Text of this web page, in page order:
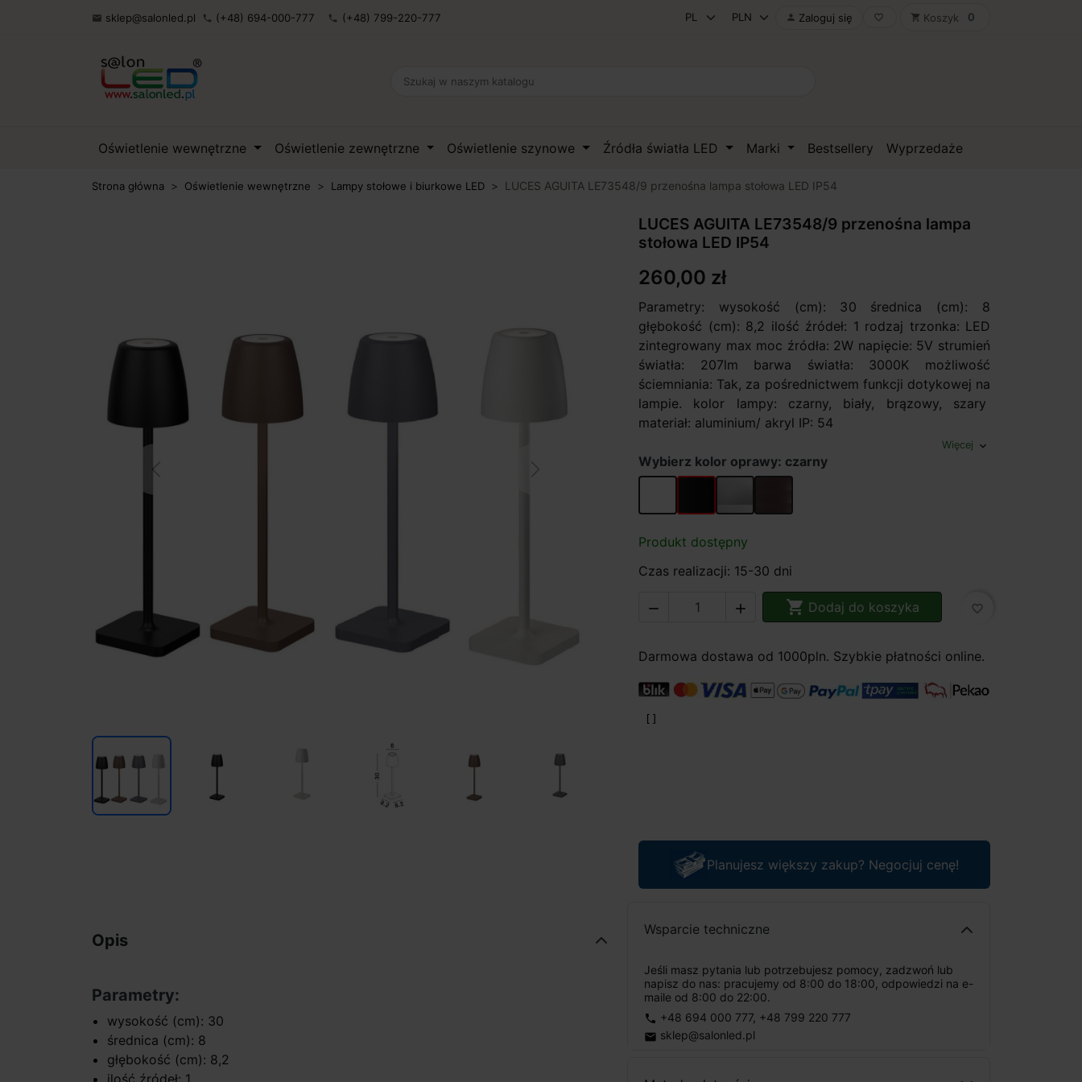
 sklep@salonled.pl phone (+48) 694-000-777 phone (+48) 799-220-777  Zaloguj się favorite_border shopping_cart Koszyk 0
Oświetlenie wewnętrzne Oświetlenie zewnętrzne Oświetlenie szynowe Źródła światła LED Marki Bestsellery Wyprzedaże
Strona główna Oświetlenie wewnętrzne Lampy stołowe i biurkowe LED LUCES AGUITA LE73548/9 przenośna lampa stołowa LED IP54
LUCES AGUITA LE73548/9 przenośna lampa
stołowa LED IP54
260,00 zł
Parametry: wysokość (cm): 30 średnica (cm): 8
głębokość (cm): 8,2 ilość źródeł: 1 rodzaj trzonka: LED
zintegrowany max moc źródła: 2W napięcie: 5V strumień
światła: 207lm barwa światła: 3000K możliwość
ściemniania: Tak, za pośrednictwem funkcji dotykowej na
lampie. kolor lampy: czarny, biały, brązowy, szary
materiał: aluminium/ akryl IP: 54
Więcej expand_more
Wybierz kolor oprawy: czarny
biały czarnyszary brązowy
Produkt dostępny
Czas realizacji: 15-30 dni
   Dodaj do koszyka favorite_border
Darmowa dostawa od 1000pln. Szybkie płatności online.
Planujesz większy zakup? Negocjuj cenę!
Wsparcie techniczne
Jeśli masz pytania lub potrzebujesz pomocy, zadzwoń lub
napisz do nas: pracujemy od 8:00 do 18:00, odpowiedzi na e-
maile od 8:00 do 22:00.
phone +48 694 000 777, +48 799 220 777
email sklep@salonled.pl
Opis
Parametry:
wysokość (cm): 30
średnica (cm): 8
głębokość (cm): 8,2